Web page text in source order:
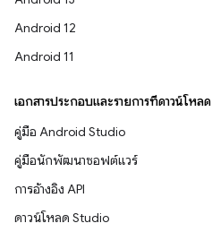
Android 12
Android 11
เอกสารประกอบและรายการที่ดาวน์โหลด
คู่มือ Android Studio
คู่มือนักพัฒนาซอฟต์แวร์
การอ้างอิง API
ดาวน์โหลด Studio